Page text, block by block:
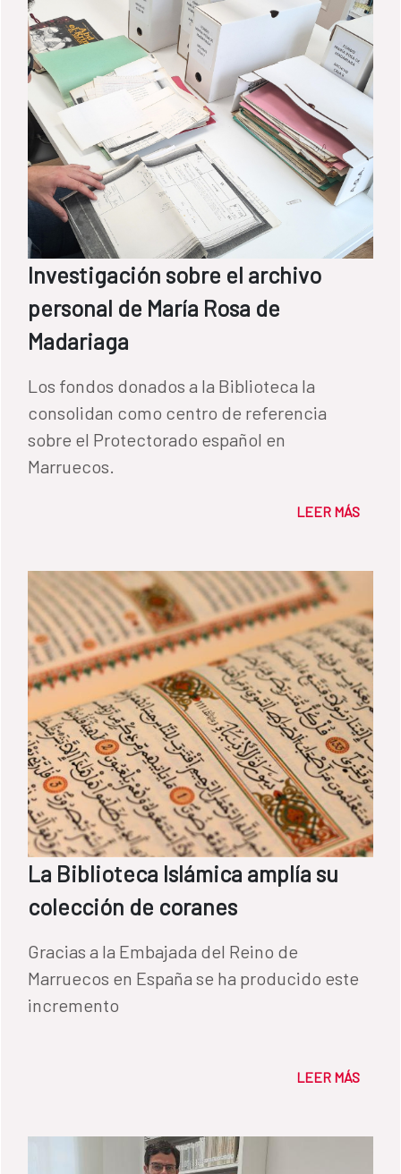
Investigación sobre el archivo
personal de María Rosa de
Madariaga
Los fondos donados a la Biblioteca la
consolidan como centro de referencia
sobre el Protectorado español en
Marruecos.
LEER MÁS
La Biblioteca Islámica amplía su
colección de coranes
Gracias a la Embajada del Reino de
Marruecos en España se ha producido este
incremento
LEER MÁS